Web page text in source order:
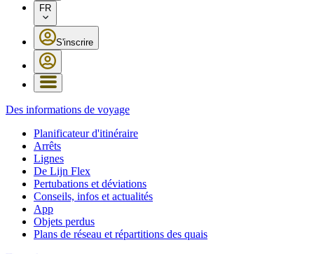
FR
S'inscrire
Des informations de voyage
Planificateur d'itinéraire
Arrêts
Lignes
De Lijn Flex
Pertubations et déviations
Conseils, infos et actualités
App
Objets perdus
Plans de réseau et répartitions des quais